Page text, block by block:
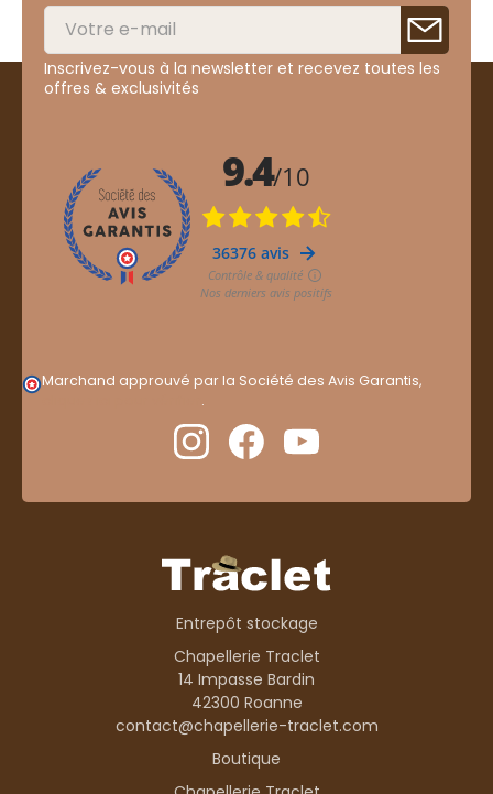
Inscrivez-vous à la newsletter et recevez toutes les
offres & exclusivités
Marchand approuvé par la Société des Avis Garantis,
.
Entrepôt stockage
Chapellerie Traclet
14 Impasse Bardin
42300 Roanne
contact@chapellerie-traclet.com
Boutique